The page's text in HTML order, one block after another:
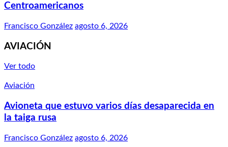
Centroamericanos
Francisco González agosto 6, 2026
AVIACIÓN
Ver todo
Aviación
Avioneta que estuvo varios días desaparecida en
la taiga rusa
Francisco González agosto 6, 2026